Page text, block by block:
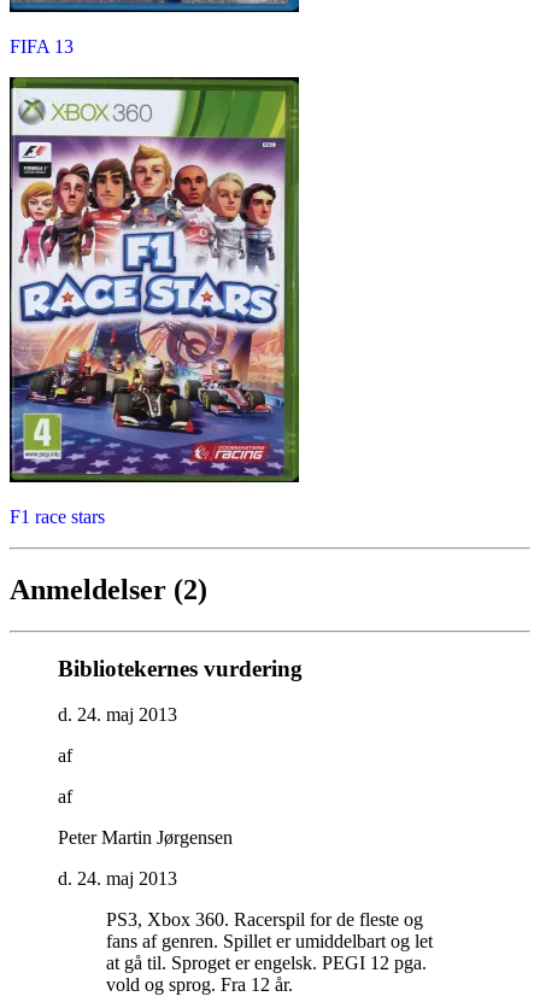
FIFA 13
F1 race stars
Anmeldelser (2)
Bibliotekernes vurdering
d. 24. maj 2013
af
af
Peter Martin Jørgensen
d. 24. maj 2013
PS3, Xbox 360. Racerspil for de fleste og
fans af genren. Spillet er umiddelbart og let
at gå til. Sproget er engelsk. PEGI 12 pga.
vold og sprog. Fra 12 år.